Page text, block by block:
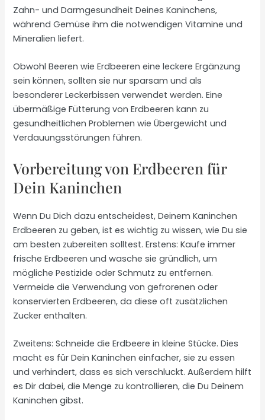
Zahn- und Darmgesundheit Deines Kaninchens,
während Gemüse ihm die notwendigen Vitamine und
Mineralien liefert.
Obwohl Beeren wie Erdbeeren eine leckere Ergänzung
sein können, sollten sie nur sparsam und als
besonderer Leckerbissen verwendet werden. Eine
übermäßige Fütterung von Erdbeeren kann zu
gesundheitlichen Problemen wie Übergewicht und
Verdauungsstörungen führen.
Vorbereitung von Erdbeeren für
Dein Kaninchen
Wenn Du Dich dazu entscheidest, Deinem Kaninchen
Erdbeeren zu geben, ist es wichtig zu wissen, wie Du sie
am besten zubereiten solltest. Erstens: Kaufe immer
frische Erdbeeren und wasche sie gründlich, um
mögliche Pestizide oder Schmutz zu entfernen.
Vermeide die Verwendung von gefrorenen oder
konservierten Erdbeeren, da diese oft zusätzlichen
Zucker enthalten.
Zweitens: Schneide die Erdbeere in kleine Stücke. Dies
macht es für Dein Kaninchen einfacher, sie zu essen
und verhindert, dass es sich verschluckt. Außerdem hilft
es Dir dabei, die Menge zu kontrollieren, die Du Deinem
Kaninchen gibst.